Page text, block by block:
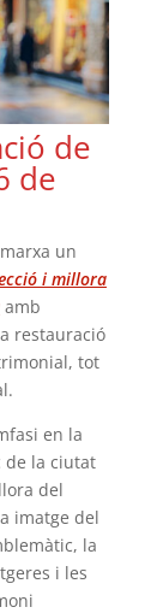
de
de
un
i millora
amb
restauració
tot
en la
de la ciutat
del
imatge del
la
i les